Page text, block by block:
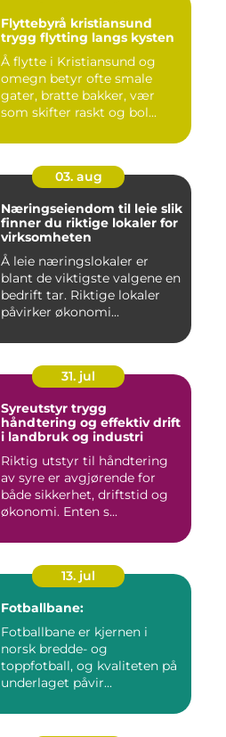
Flyttebyrå kristiansund
trygg flytting langs kysten
Å flytte i Kristiansund og
omegn betyr ofte smale
gater, bratte bakker, vær
som skifter raskt og bol...
03. aug
Næringseiendom til leie slik
finner du riktige lokaler for
virksomheten
Å leie næringslokaler er
blant de viktigste valgene en
bedrift tar. Riktige lokaler
påvirker økonomi...
31. jul
Syreutstyr trygg
håndtering og effektiv drift
i landbruk og industri
Riktig utstyr til håndtering
av syre er avgjørende for
både sikkerhet, driftstid og
økonomi. Enten s...
13. jul
Fotballbane:
Fotballbane er kjernen i
norsk bredde- og
toppfotball, og kvaliteten på
underlaget påvir...